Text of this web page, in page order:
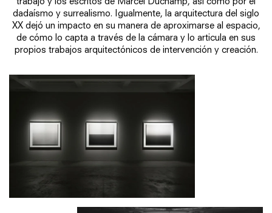
dadaísmo y surrealismo. Igualmente, la arquitectura del siglo
XX dejó un impacto en su manera de aproximarse al espacio,
de cómo lo capta a través de la cámara y lo articula en sus
propios trabajos arquitectónicos de intervención y creación.